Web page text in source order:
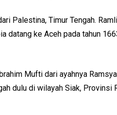
Palestina, Timur Tengah.
datang ke Aceh pada tahun
Mufti dari ayahnya
dulu di wilayah Siak,